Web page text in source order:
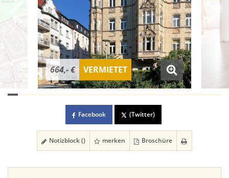
664,- € VERMIETET
Facebook (Twitter)
Notizblock () merken Broschüre